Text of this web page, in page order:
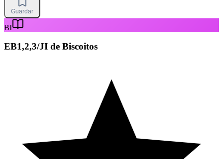
Guardar
BI
EB1,2,3/JI de Biscoitos